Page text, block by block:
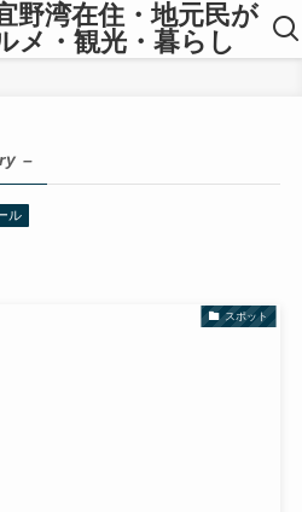
野湾在住・地元民が
メ・観光・暮らし
–
ル
スポット